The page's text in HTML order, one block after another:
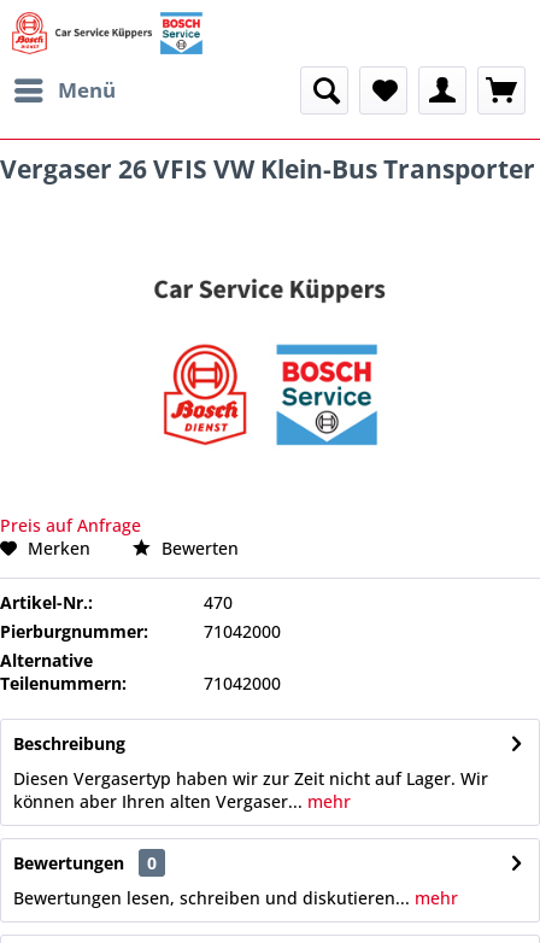
Menü
Vergaser 26 VFIS VW Klein-Bus Transporter
Preis auf Anfrage
Merken
Bewerten
Artikel-Nr.:
470
Pierburgnummer:
71042000
Alternative
Teilenummern:
71042000
Beschreibung
Diesen Vergasertyp haben wir zur Zeit nicht auf Lager. Wir
können aber Ihren alten Vergaser... mehr
Bewertungen
0
Bewertungen lesen, schreiben und diskutieren... mehr